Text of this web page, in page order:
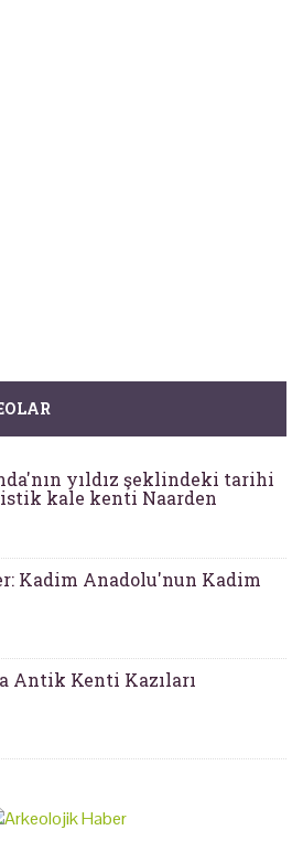
yıldız şeklindeki tarihi
kale kenti Naarden
Kadim Anadolu'nun Kadim
Antik Kenti Kazıları